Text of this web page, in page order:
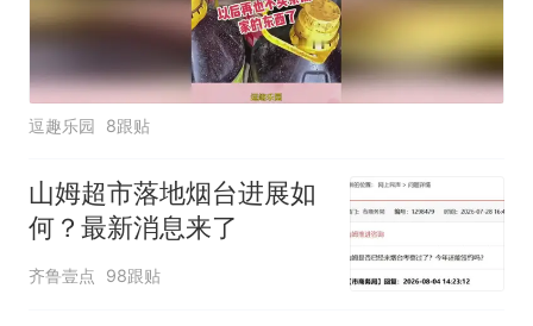
逗趣乐园 8跟贴
山姆超市落地烟台进展如
何？最新消息来了
齐鲁壹点 98跟贴